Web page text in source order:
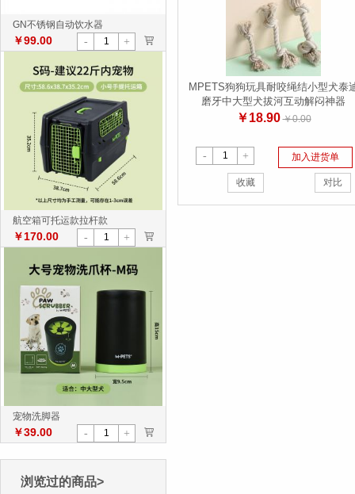
GN不锈钢自动饮水器
￥99.00 - + >
航空箱可托运款拉杆款
￥170.00 - + >
宠物洗脚器
￥39.00 - + >
浏览过的商品>
MPETS狗狗玩具耐咬绳结小型犬泰
磨牙中大型犬拔河互动解闷神器
￥18.90 ￥0.00
- + 加入进货单
收藏 对比